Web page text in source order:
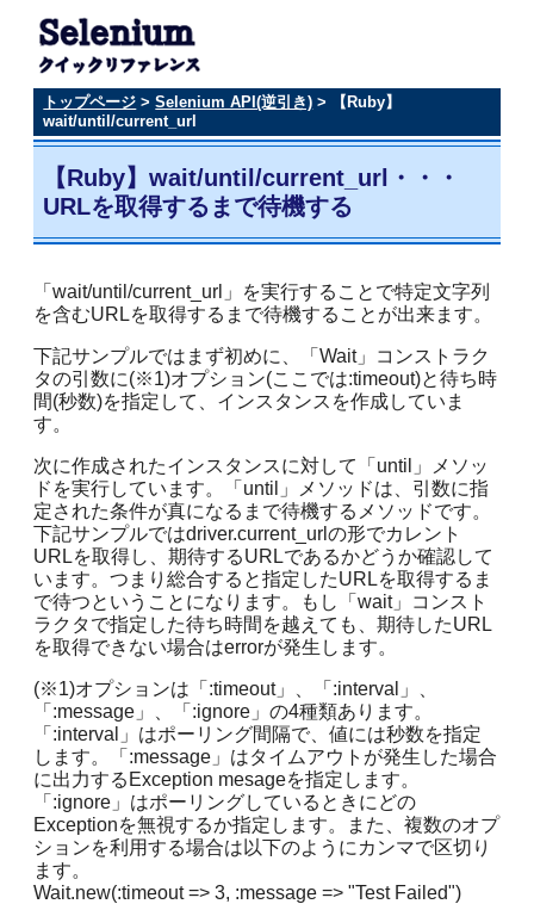
トップページ >Selenium API(逆引き) > 【Ruby】
wait/until/current_url
【Ruby】wait/until/current_url・・・
URLを取得するまで待機する
「wait/until/current_url」を実行することで特定文字列
を含むURLを取得するまで待機することが出来ます。
下記サンプルではまず初めに、「Wait」コンストラク
タの引数に(※1)オプション(ここでは:timeout)と待ち時
間(秒数)を指定して、インスタンスを作成していま
す。
次に作成されたインスタンスに対して「until」メソッ
ドを実行しています。「until」メソッドは、引数に指
定された条件が真になるまで待機するメソッドです。
下記サンプルではdriver.current_urlの形でカレント
URLを取得し、期待するURLであるかどうか確認して
います。つまり総合すると指定したURLを取得するま
で待つということになります。もし「wait」コンスト
ラクタで指定した待ち時間を越えても、期待したURL
を取得できない場合はerrorが発生します。
(※1)オプションは「:timeout」、「:interval」、
「:message」、「:ignore」の4種類あります。
「:interval」はポーリング間隔で、値には秒数を指定
します。「:message」はタイムアウトが発生した場合
に出力するException mesageを指定します。
「:ignore」はポーリングしているときにどの
Exceptionを無視するか指定します。また、複数のオプ
ションを利用する場合は以下のようにカンマで区切り
ます。
Wait.new(:timeout => 3, :message => "Test Failed")